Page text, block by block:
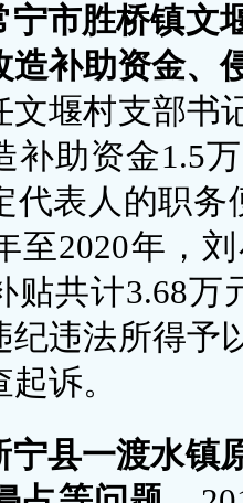
宁市胜桥镇文
造补助资金、
文堰村支部书
补助资金1.5
代表人的职
至2020年，
贴共计3.68万
纪违法所得予
诉。
宁县一渡水镇